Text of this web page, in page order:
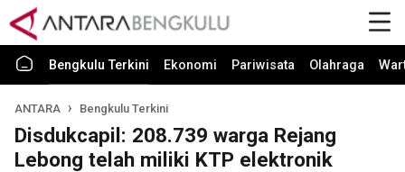
Bengkulu Terkini Ekonomi Pariwisata Olahraga
ANTARA Bengkulu Terkini
Disdukcapil: 208.739 warga Rejang
Lebong telah miliki KTP elektronik